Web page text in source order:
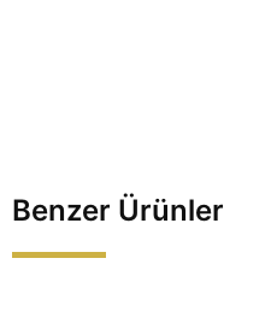
Benzer Ürünler